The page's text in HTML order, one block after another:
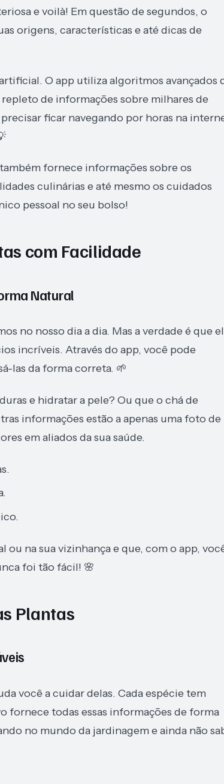
e voilà! Em questão de segundos, o
origens, características e até dicas de
O app utiliza algoritmos avançados
de informações sobre milhares de
ficar navegando por horas na
fornece informações sobre os
culinárias e até mesmo os cuidados
pessoal no seu bolso!
com Facilidade
Natural
no nosso dia a dia. Mas a verdade é que
incríveis. Através do app, você pode
las da forma correta. 🌱
e hidratar a pele? Ou que o chá de
informações estão a apenas uma foto de
em aliados da sua saúde.
ou na sua vizinhança e que, com o app,
foi tão fácil! 🌸
Plantas
você a cuidar delas. Cada espécie tem
fornece todas essas informações de forma
no mundo da jardinagem e ainda não